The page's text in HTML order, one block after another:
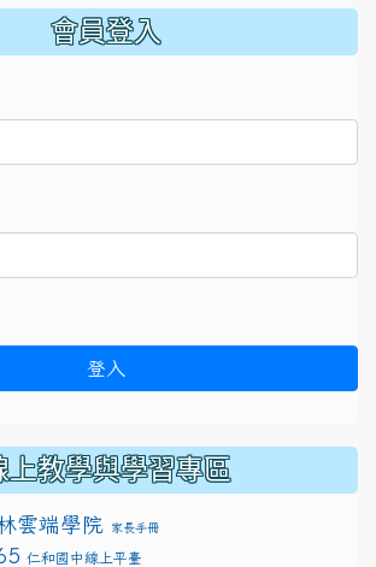
會員登入
登入
上教學與學習專區
雲端學院 家長手冊
仁和國中線上平臺